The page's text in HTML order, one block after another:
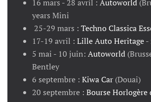
16 mars - 28 avril : Autoworld
years Mini
25-29 mars : Techno Classica
17-19 avril : Lille Auto Heritage-
5 mai - 10 juin: Autoworld
Bentley
6 septembre : Kiwa Car (Douai)
20 septembre : Bourse Horlogère